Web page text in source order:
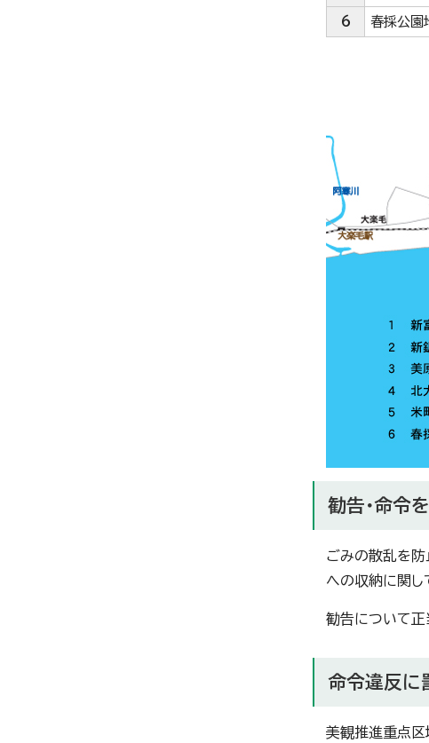
6 春採公園
勧告・命令
ごみの散乱を防
への収納に関し
勧告について正
命令違反に
美観推進重点区